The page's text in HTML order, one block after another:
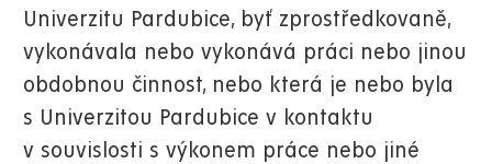
Univerzitu Pardubice, byť zprostředkovaně,
vykonávala nebo vykonává práci nebo jinou
obdobnou činnost, nebo která je nebo byla
s Univerzitou Pardubice v kontaktu
v souvislosti s výkonem práce nebo jiné